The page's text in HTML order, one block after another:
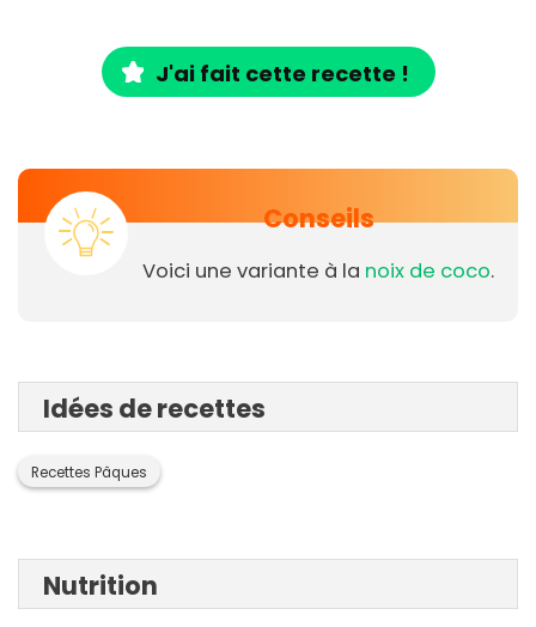
J'ai fait cette recette !
Conseils
Voici une variante à la noix de coco.
Idées de recettes
Recettes Pâques
Nutrition